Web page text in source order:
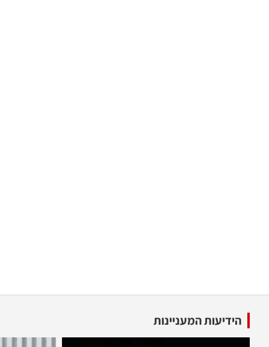
הידיעות המעניינות